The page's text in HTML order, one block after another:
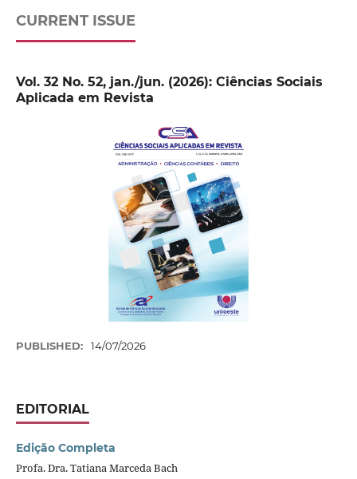
CURRENT ISSUE
Vol. 32 No. 52, jan./jun. (2026): Ciências Sociais
Aplicada em Revista
PUBLISHED: 14/07/2026
EDITORIAL
Edição Completa
Profa. Dra. Tatiana Marceda Bach